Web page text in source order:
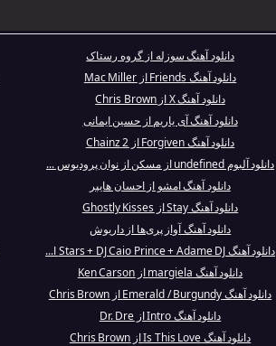
دانلود آهنگ سوزله از گروه رستاک
دانلود آهنگ Friends از Mac Miller
دانلود آهنگ X از Chris Brown
دانلود آهنگ آی یاریم از حسین ایمانی
دانلود آهنگ Forgiven از 2 Chainz
دانلود آلبوم undefined از مسکن از نوان پرودیوس ...
دانلود آهنگ امشو از احسان هایپر
دانلود آهنگ Stay از Ghostly Kisses
دانلود آهنگ آواز پری‌ها از داریوش
دانلود آهنگ Stars + DJ Caio Prince + Adame DJ ا...
دانلود آهنگ margiela از Ken Carson
دانلود آهنگ Emerald / Burgundy از Chris Brown
دانلود آهنگ Intro از Dr. Dre
دانلود آهنگ Is This Love از Chris Brown